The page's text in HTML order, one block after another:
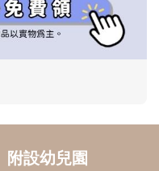
小袋鼠幼師網